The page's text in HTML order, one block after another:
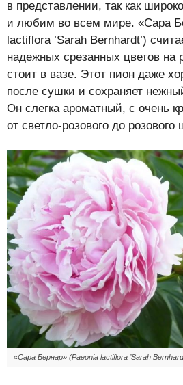
в представлении, так как
и любим во всем мире. «Сара
lactiflora ’Sarah Bernhardt’)
надежных срезанных цветов на
стоит в вазе. Этот пион даже
после сушки и сохраняет
Он слегка ароматный, с очень
от светло-розового до розового
«Сара Бернар» (Paeonia lactiflora ’Sarah